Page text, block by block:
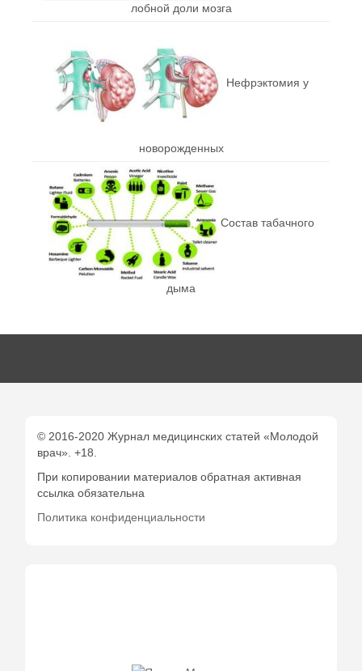
лобной доли мозга
Нефрэктомия у
новорожденных
Состав табачного
дыма
© 2016-2020 Журнал медицинских статей «Молодой
врач». +18.
При копировании материалов обратная активная
ссылка обязательна
Политика конфиденциальности